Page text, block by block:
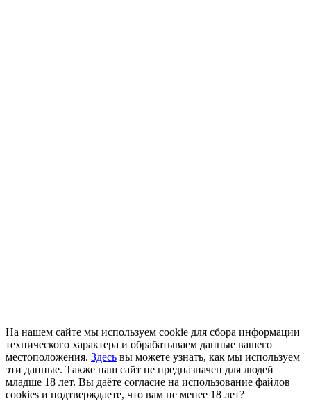
На нашем сайте мы используем cookie для сбора информации
технического характера и обрабатываем данные вашего
местоположения. Здесь вы можете узнать, как мы используем
эти данные. Также наш сайт не предназначен для людей
младше 18 лет. Вы даёте согласие на использование файлов
cookies и подтверждаете, что вам не менее 18 лет?